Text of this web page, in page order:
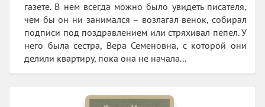
газете. В нем всегда можно было увидеть писателя,
чем бы он ни занимался – возлагал венок, собирал
подписи под поздравлением или стряхивал пепел. У
него была сестра, Вера Семеновна, с которой они
делили квартиру, пока она не начала...